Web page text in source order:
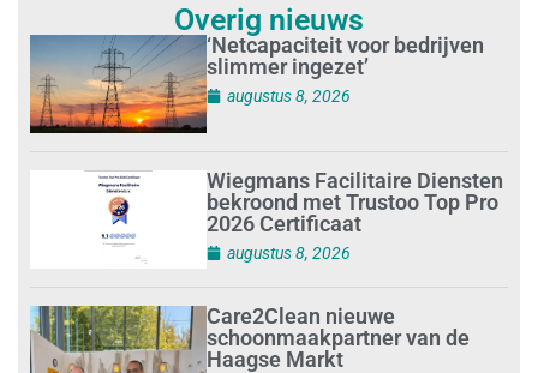
Overig nieuws
‘Netcapaciteit voor bedrijven
slimmer ingezet’
augustus 8, 2026
Wiegmans Facilitaire Diensten
bekroond met Trustoo Top Pro
2026 Certificaat
augustus 8, 2026
Care2Clean nieuwe
schoonmaakpartner van de
Haagse Markt